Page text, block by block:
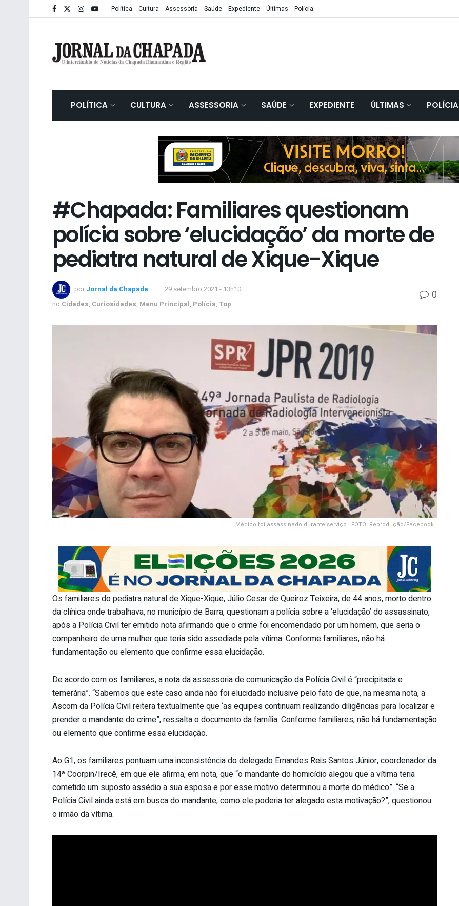
Política Cultura Assessoria Saúde Expediente Últimas Polícia
POLÍTICA CULTURA ASSESSORIA SAÚDE EXPEDIENTE ÚLTIMAS POLÍCIA
#Chapada: Familiares questionam
polícia sobre ‘elucidação’ da morte de
pediatra natural de Xique-Xique
por Jornal da Chapada
29 setembro 2021 - 13h10
no Cidades, Curiosidades, Menu Principal, Polícia, Top
0
Médico foi assassinado durante serviço | FOTO: Reprodução/Facebook |
Os familiares do pediatra natural de Xique-Xique, Júlio Cesar de Queiroz Teixeira, de 44 anos, morto dentro
da clínica onde trabalhava, no município de Barra, questionam a polícia sobre a ‘elucidação’ do assassinato,
após a Polícia Civil ter emitido nota afirmando que o crime foi encomendado por um homem, que seria o
companheiro de uma mulher que teria sido assediada pela vítima. Conforme familiares, não há
fundamentação ou elemento que confirme essa elucidação.
De acordo com os familiares, a nota da assessoria de comunicação da Polícia Civil é “precipitada e
temerária”. “Sabemos que este caso ainda não foi elucidado inclusive pelo fato de que, na mesma nota, a
Ascom da Polícia Civil reitera textualmente que ‘as equipes continuam realizando diligências para localizar e
prender o mandante do crime”, ressalta o documento da família. Conforme familiares, não há fundamentação
ou elemento que confirme essa elucidação.
Ao G1, os familiares pontuam uma inconsistência do delegado Ernandes Reis Santos Júnior, coordenador da
14ª Coorpin/Irecê, em que ele afirma, em nota, que “o mandante do homicídio alegou que a vítima teria
cometido um suposto assédio a sua esposa e por esse motivo determinou a morte do médico”. “Se a
Polícia Civil ainda está em busca do mandante, como ele poderia ter alegado esta motivação?”, questionou
o irmão da vítima.